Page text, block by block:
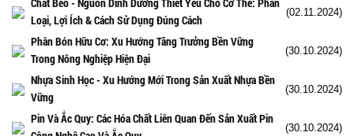
Loại, Lợi Ích & Cách Sử Dụng Đúng Cách
(02.11.2024)
Phân Bón Hữu Cơ: Xu Hướng Tăng Trưởng Bền Vững
Trong Nông Nghiệp Hiện Đại
(30.10.2024)
Nhựa Sinh Học - Xu Hướng Mới Trong Sản Xuất Nhựa Bền
Vững
(30.10.2024)
Pin Và Ắc Quy: Các Hóa Chất Liên Quan Đến Sản Xuất Pin
(30.10.2024)